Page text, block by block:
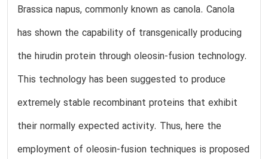
Brassica napus, commonly known as canola. Canola
has shown the capability of transgenically producing
the hirudin protein through oleosin-fusion technology.
This technology has been suggested to produce
extremely stable recombinant proteins that exhibit
their normally expected activity. Thus, here the
employment of oleosin-fusion techniques is proposed